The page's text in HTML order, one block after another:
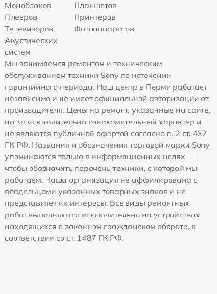
Моноблоков
Планшетов
Плееров
Принтеров
Телевизоров
Фотоаппаратов
Акустических
систем
Мы занимаемся ремонтом и техническим
обслуживанием техники Sony по истечении
гарантийного периода. Наш центр в Перми работает
независимо и не имеет официальной авторизации от
производителя. Цены на ремонт, указанные на сайте,
носят исключительно ознакомительный характер и
не являются публичной офертой согласно п. 2 ст. 437
ГК РФ. Названия и обозначения торговой марки Sony
упоминаются только в информационных целях —
чтобы обозначить перечень техники, с которой мы
работаем. Наша организация не аффилирована с
владельцами указанных товарных знаков и не
представляет их интересы. Все виды ремонтных
работ выполняются исключительно на устройствах,
находящихся в законном гражданском обороте, в
соответствии со ст. 1487 ГК РФ.